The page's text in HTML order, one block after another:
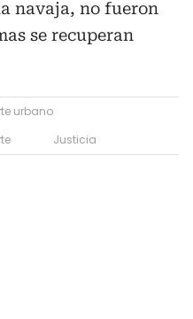
navaja, no fueron
se recuperan
urbano
Justicia